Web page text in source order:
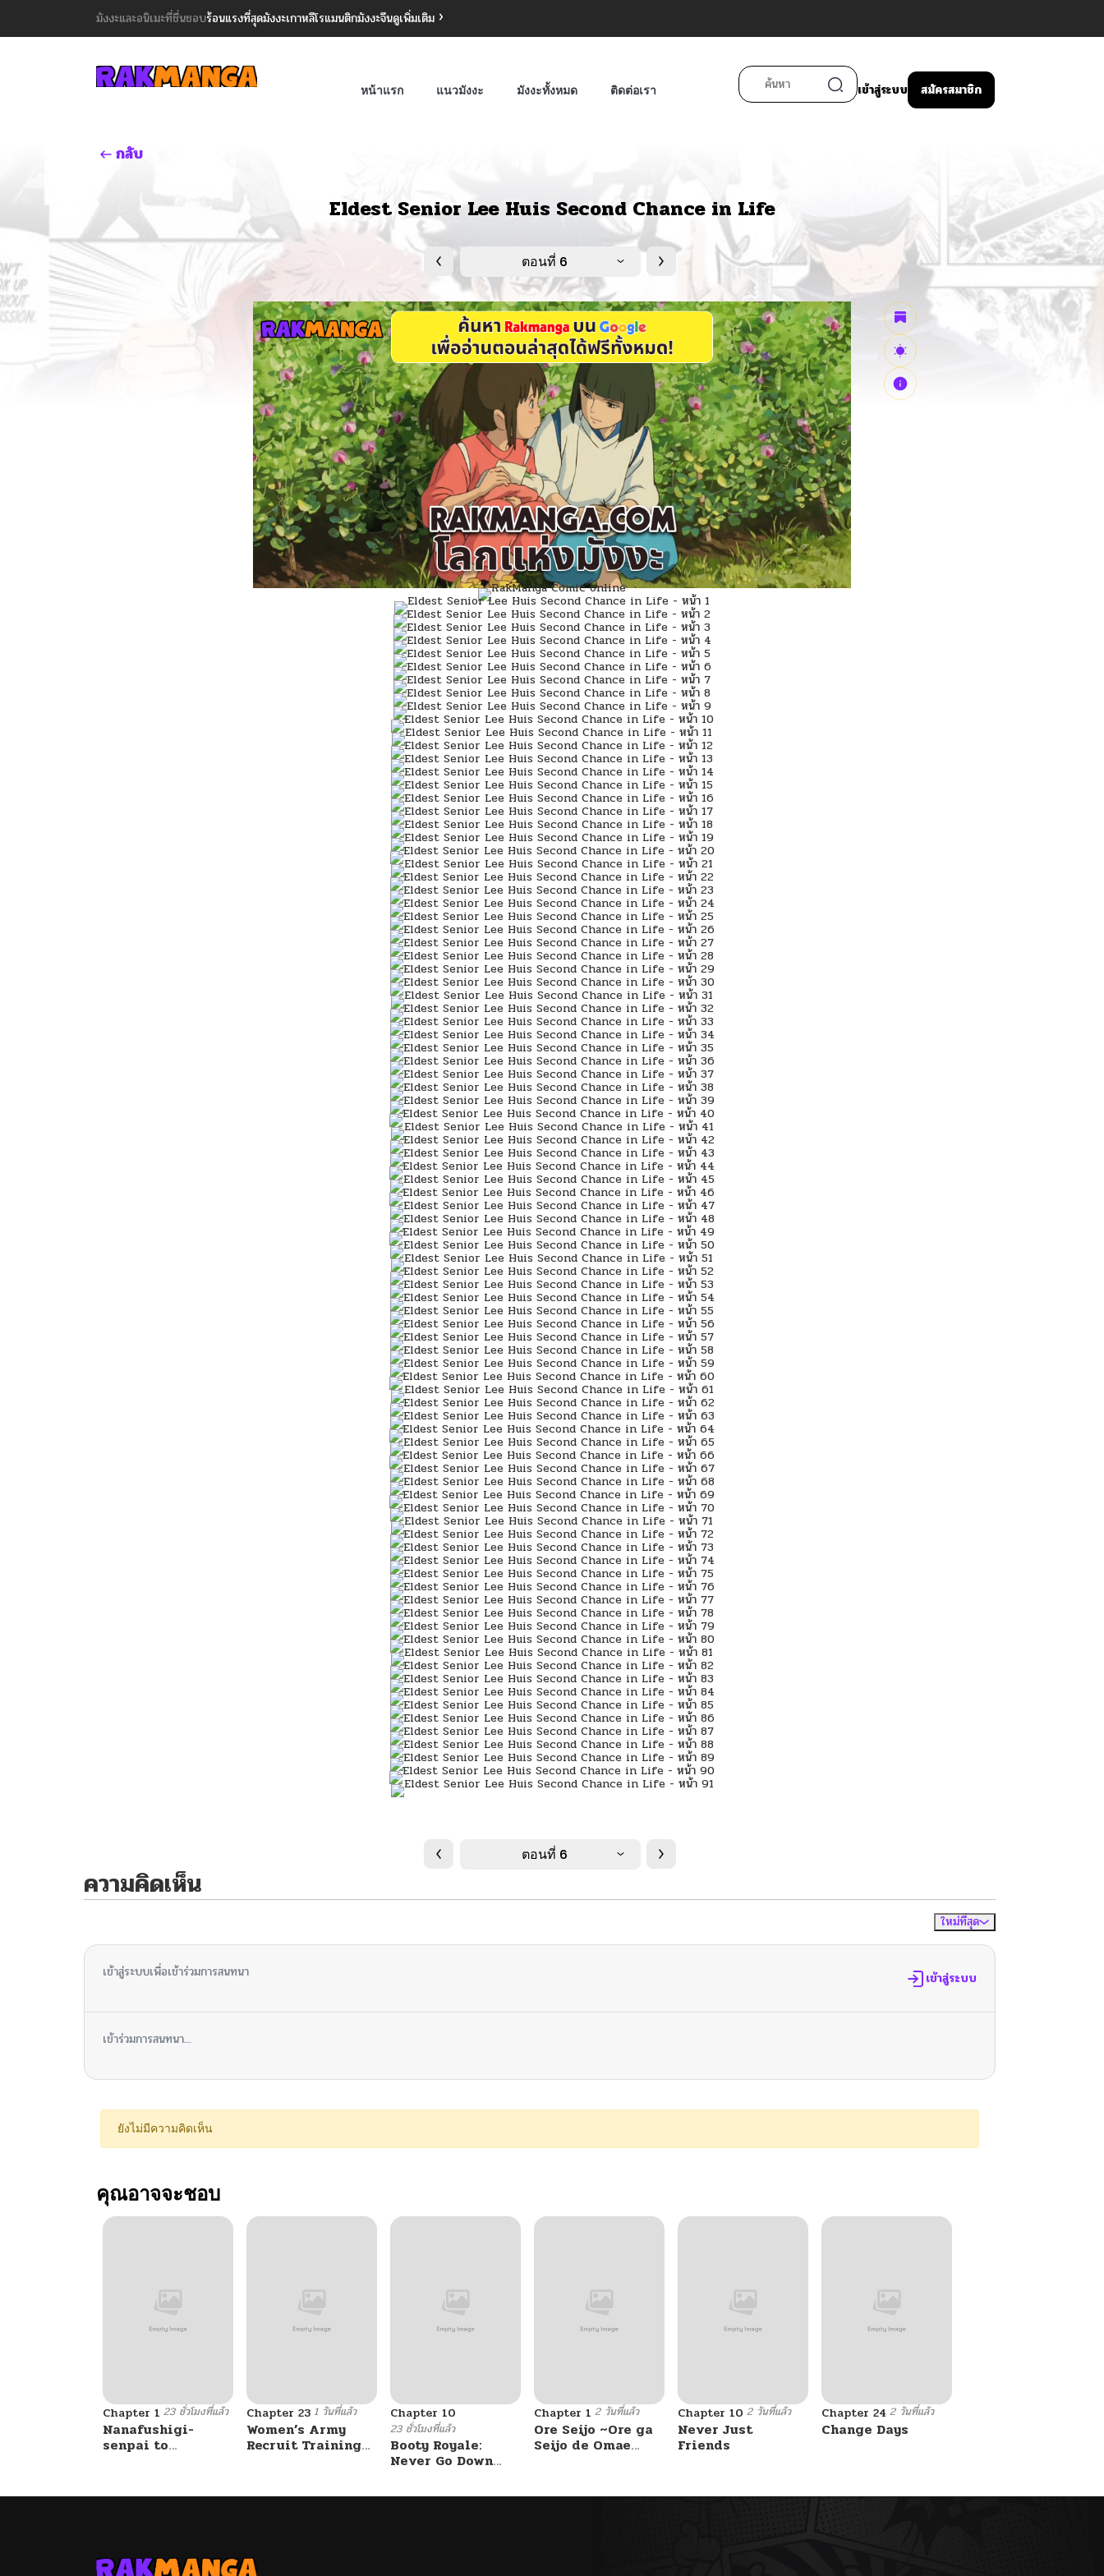
มังงะและอนิเมะที่ชื่นชอบร้อนแรงที่สุดมังงะเกาหลีโรแมนติกมังงะจีนดูเพิ่มเติม
หน้าแรก แนวมังงะ มังงะทั้งหมด ติดต่อเรา เข้าสู่ระบบ สมัครสมาชิก
กลับ
Eldest Senior Lee Huis Second Chance in Life
ตอนที่ 6
ตอนที่ 6
ความคิดเห็น
ใหม่ที่สุด
เข้าสู่ระบบเพื่อเข้าร่วมการสนทนา เข้าสู่ระบบ
เข้าร่วมการสนทนา...
ยังไม่มีความคิดเห็น
คุณอาจจะชอบ
Chapter 1 23 ชั่วโมงที่แล้ว
Nanafushigi-
senpai to
Chapter 23 1 วันที่แล้ว
Women’s Army
Recruit Training
Chapter 10
23 ชั่วโมงที่แล้ว
Booty Royale:
Never Go Down
Chapter 1 2 วันที่แล้ว
Ore Seijo ~Ore ga
Seijo de Omae
Otome Game
Chapter 10 2 วันที่แล้ว
Never Just
Friends
Chapter 24 2 วันที่แล้ว
Change Days